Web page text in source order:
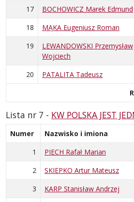
17
BOCHOWICZ Marek Edmund
18
MĄKA Eugeniusz Roman
19
LEWANDOWSKI Przemysław
Wojciech
20 PATALITA Tadeusz
Lista nr 7 - KW POLSKA JEST
Numer Nazwisko i imiona
1
PIECH Rafał Marian
2
SKIEPKO Artur Mateusz
3
KARP Stanisław Andrzej